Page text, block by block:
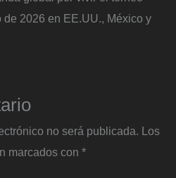
2026 en EE.UU., México y
no será publicada.
Los
marcados con *